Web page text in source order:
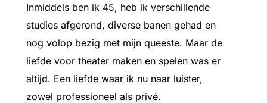
Inmiddels ben ik 45, heb ik verschillende
studies afgerond, diverse banen gehad en
nog volop bezig met mijn queeste. Maar de
liefde voor theater maken en spelen was er
altijd. Een liefde waar ik nu naar luister,
zowel professioneel als privé.